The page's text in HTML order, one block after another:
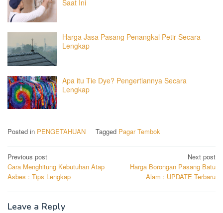
Saat Ini
Harga Jasa Pasang Penangkal Petir Secara
Lengkap
Apa itu Tie Dye? Pengertiannya Secara
Lengkap
Posted in PENGETAHUAN Tagged Pagar Tembok
Post
navigation
Previous post
Cara Menghitung Kebutuhan Atap
Asbes : Tips Lengkap
Next post
Harga Borongan Pasang Batu
Alam : UPDATE Terbaru
Leave a Reply